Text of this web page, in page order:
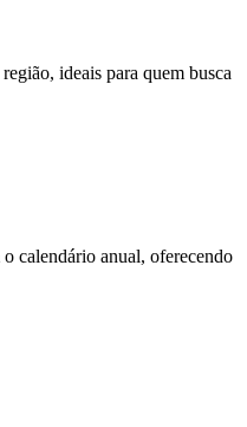
ideais para quem busca
calendário anual, oferecendo